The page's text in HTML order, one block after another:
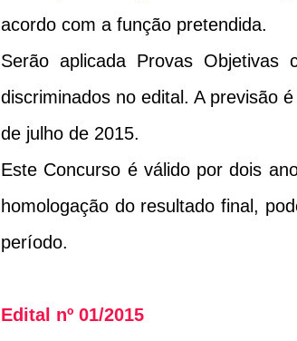
acordo com a função pretendida.
Serão aplicada Provas
discriminados no edital. A previsão
de julho de 2015.
Este Concurso é válido por dois
homologação do resultado final,
período.
Edital nº 01/2015